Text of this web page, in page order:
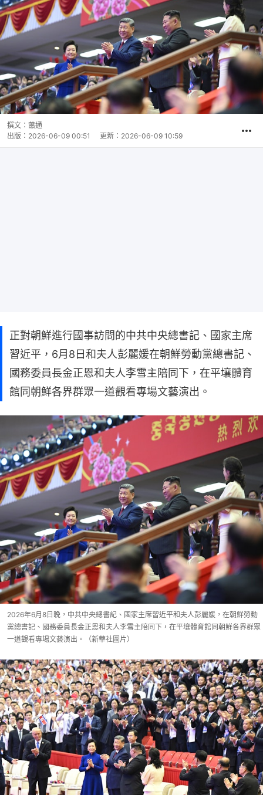
撰文： 蕭通
出版： 2026-06-09 00:51 更新： 2026-06-09 10:59
正對朝鮮進行國事訪問的中共中央總書記、國家主席
習近平，6月8日和夫人彭麗媛在朝鮮勞動黨總書記、
國務委員長金正恩和夫人李雪主陪同下，在平壤體育
館同朝鮮各界群眾一道觀看專場文藝演出。
2026年6月8日晚，中共中央總書記、國家主席習近平和夫人彭麗媛，在朝鮮勞動
黨總書記、國務委員長金正恩和夫人李雪主陪同下，在平壤體育館同朝鮮各界群眾
一道觀看專場文藝演出。（新華社圖片）